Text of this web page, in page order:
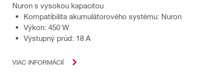
Nuron s vysokou kapacitou
Kompatibilita akumulátorového systému: Nuron
Výkon: 450 W
Výstupný prúd: 18 A
VIAC INFORMÁCIÍ